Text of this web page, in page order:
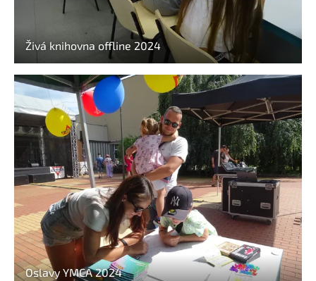
Živá knihovna offline 2024
Oslavy YMCA 2024